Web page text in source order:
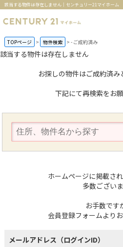
該当する物件は存在しません｜センチュリー21マイホーム
TOPページ 物件検索 - ご成約済み
該当する物件は存在しません
お探しの物件はご成約済み
下記にて再検索をお願
ホームページに掲載さ
多数ございま
お手数です
会員登録フォームより
メールアドレス（ログインID）